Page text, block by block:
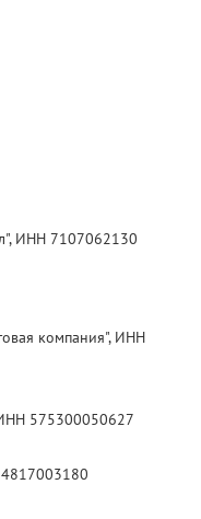
ИНН 7107062130
компания", ИНН
575300050627